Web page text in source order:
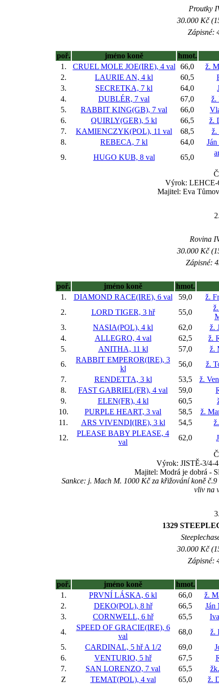
Proutky
30.000 Kč
Zápisné:
poř. jméno koně
hmot.
1.
CRUEL MOLE JOE(IRE), 4 val 66,0
ž.
2.
LAURIE AN, 4 kl 60,5
3.
SECRETKA, 7 kl 64,0
4.
DUBLÉR, 7 val 67,0
ž.
5.
RABBIT KING(GB), 7 val 66,0
6.
QUIRLY(GER), 5 kl 66,5
ž.
7.
KAMIENCZYK(POL), 11 val 68,5
ž.
8.
REBECA, 7 kl 64,0
9.
HUGO KUB, 8 val 65,0
Výrok: LEHCE-
Majitel: Eva
Rovina
30.000 Kč
Zápisné:
poř. jméno koně
hmot.
1.
DIAMOND RACE(IRE), 6 val 59,0
ž.
2.
LORD TIGER, 3 hř 55,0
3.
NASIA(POL), 4 kl 62,0
ž.
4.
ALLEGRO, 4 val 62,5
ž.
5.
ANITHA, 11 kl 57,0
ž.
6.
RABBIT EMPEROR(IRE), 3
kl
56,0
ž.
7.
RENDETTA, 3 kl 53,5
ž.
8.
FAST GABRIEL(FR), 4 val 59,0
9.
ELEN(FR), 4 kl 60,5
10.
PURPLE HEART, 3 val 58,5
ž.
11.
ARS VIVENDI(IRE), 3 kl 54,5
12.
PLEASE BABY PLEASE, 4
val
62,0
Výrok: JISTĚ-3/4-
Majitel: Modrá je dobrá -
Sankce: j. Mach M. 1000 Kč za křižování koně
vliv na
1329
30.000 Kč
Zápisné:
poř. jméno koně
hmot.
1.
PRVNÍ LÁSKA, 6 kl 66,0
ž.
2.
DEKO(POL), 8 hř 66,5
Ján
3.
CORNWELL, 6 hř 65,5
4.
SPEED OF GRACIE(IRE), 6
val
68,0
ž.
5.
CARDINAL, 5 hřA 1/2 69,0
6.
VENTURIO, 5 hř 67,5
7.
SAN LORENZO, 7 val 65,5
Z
TEMAT(POL), 4 val 65,0
ž.